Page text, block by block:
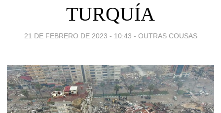
TURQUÍA
21 DE FEBRERO DE 2023 - 10:43 - OUTRAS COUSAS